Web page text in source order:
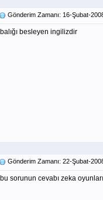
Gönderim Zamanı: 16-Şubat-
balığı besleyen ingilizdir
Gönderim Zamanı: 22-Şubat-
bu sorunun cevabı zeka